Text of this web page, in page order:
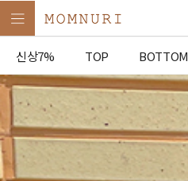
신상7% TOP BOTTOM